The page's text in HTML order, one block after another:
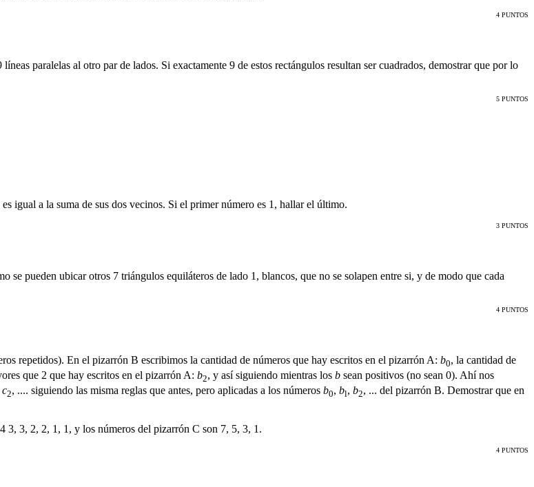
4 PUNTOS
paralelas al otro par de lados. Si exactamente 9 de estos rectángulos resultan ser cuadrados, demostrar que por lo
5 PUNTOS
igual a la suma de sus dos vecinos. Si el primer número es 1, hallar el último.
3 PUNTOS
pueden ubicar otros 7 triángulos equiláteros de lado 1, blancos, que no se solapen entre si, y de modo que cada
4 PUNTOS
repetidos). En el pizarrón B escribimos la cantidad de números que hay escritos en el pizarrón A: b0, la cantidad de
que 2 que hay escritos en el pizarrón A: b2, y así siguiendo mientras los b sean positivos (no sean 0). Ahí nos
c2, .... siguiendo las misma reglas que antes, pero aplicadas a los números b0, bl, b2, ... del pizarrón B. Demostrar que en
3, 3, 2, 2, 1, 1, y los números del pizarrón C son 7, 5, 3, 1.
4 PUNTOS